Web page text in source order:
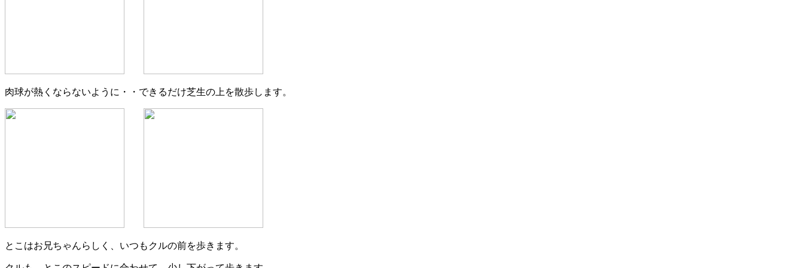
肉球が熱くならないように・・できるだけ芝生の上を散歩します。
とこはお兄ちゃんらしく、いつもクルの前を歩きます。